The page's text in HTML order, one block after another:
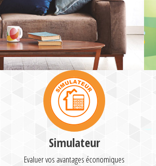
Simulateur
Evaluer vos avantages économiques